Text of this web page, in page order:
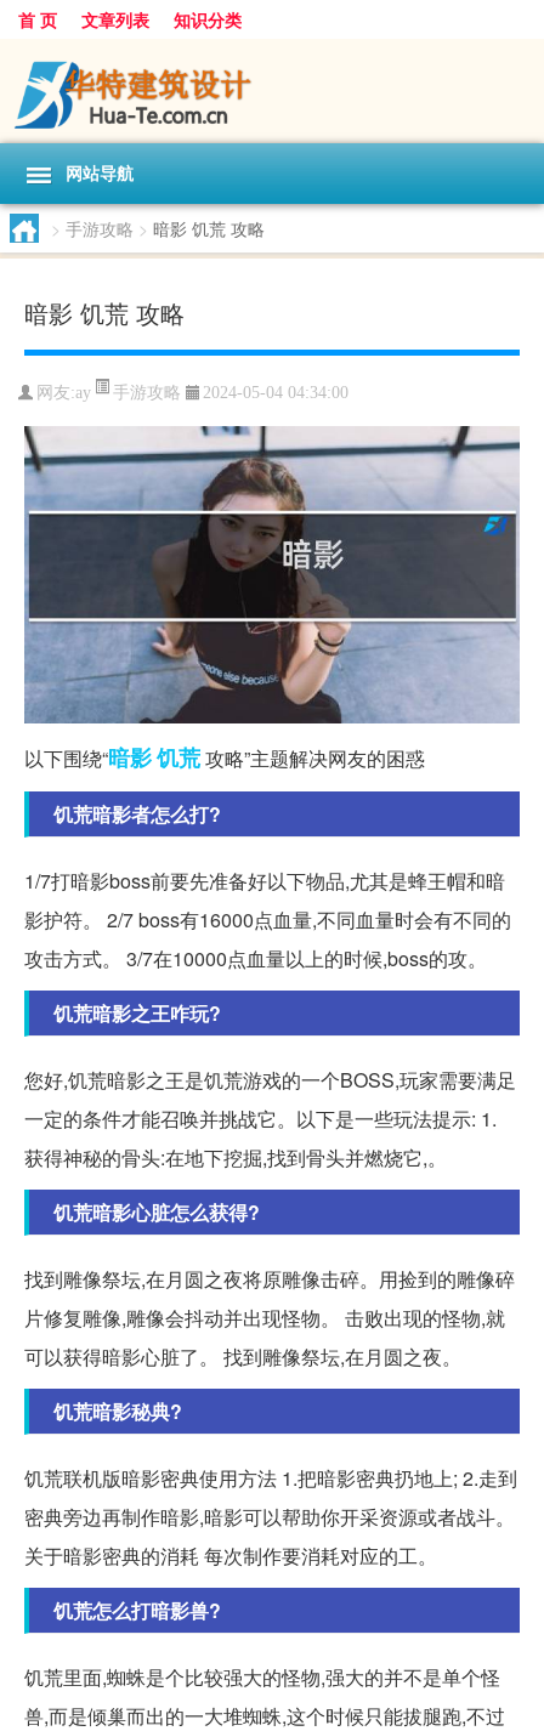
首 页 文章列表 知识分类
网站导航
> 手游攻略 > 暗影 饥荒 攻略
暗影 饥荒 攻略
网友:ay 手游攻略 2024-05-04 04:34:00
以下围绕“暗影饥荒攻略”主题解决网友的困惑
饥荒暗影者怎么打?
1/7打暗影boss前要先准备好以下物品,尤其是蜂王帽和暗
影护符。 2/7 boss有16000点血量,不同血量时会有不同的
攻击方式。 3/7在10000点血量以上的时候,boss的攻。
饥荒暗影之王咋玩?
您好,饥荒暗影之王是饥荒游戏的一个BOSS,玩家需要满足
一定的条件才能召唤并挑战它。以下是一些玩法提示: 1.
获得神秘的骨头:在地下挖掘,找到骨头并燃烧它,。
饥荒暗影心脏怎么获得?
找到雕像祭坛,在月圆之夜将原雕像击碎。用捡到的雕像碎
片修复雕像,雕像会抖动并出现怪物。 击败出现的怪物,就
可以获得暗影心脏了。 找到雕像祭坛,在月圆之夜。
饥荒暗影秘典?
饥荒联机版暗影密典使用方法 1.把暗影密典扔地上; 2.走到
密典旁边再制作暗影,暗影可以帮助你开采资源或者战斗。
关于暗影密典的消耗 每次制作要消耗对应的工。
饥荒怎么打暗影兽?
饥荒里面,蜘蛛是个比较强大的怪物,强大的并不是单个怪
兽,而是倾巢而出的一大堆蜘蛛,这个时候只能拔腿跑,不过